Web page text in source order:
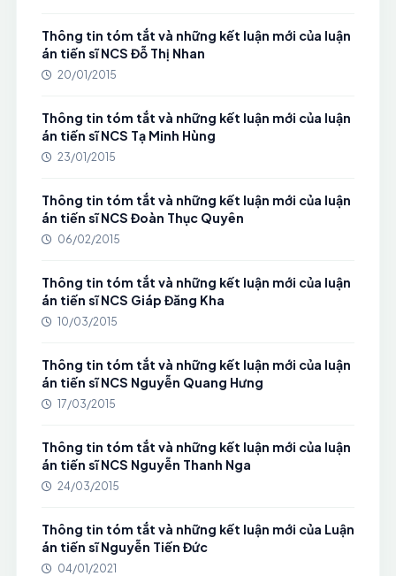
Thông tin tóm tắt và những kết luận mới của luận
án tiến sĩ NCS Đỗ Thị Nhan
20/01/2015
Thông tin tóm tắt và những kết luận mới của luận
án tiến sĩ NCS Tạ Minh Hùng
23/01/2015
Thông tin tóm tắt và những kết luận mới của luận
án tiến sĩ NCS Đoàn Thục Quyên
06/02/2015
Thông tin tóm tắt và những kết luận mới của luận
án tiến sĩ NCS Giáp Đăng Kha
10/03/2015
Thông tin tóm tắt và những kết luận mới của luận
án tiến sĩ NCS Nguyễn Quang Hưng
17/03/2015
Thông tin tóm tắt và những kết luận mới của luận
án tiến sĩ NCS Nguyễn Thanh Nga
24/03/2015
Thông tin tóm tắt và những kết luận mới của Luận
án tiến sĩ Nguyễn Tiến Đức
04/01/2021